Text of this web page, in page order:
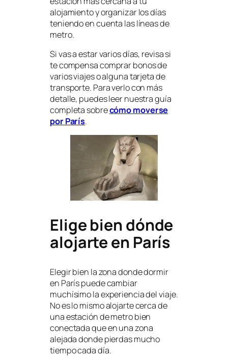
alojamiento y organizar los días
teniendo en cuenta las líneas de
metro.
Si vas a estar varios días, revisa si
te compensa comprar bonos de
varios viajes o alguna tarjeta de
transporte. Para verlo con más
detalle, puedes leer nuestra guía
completa sobrecómo moverse
por París.
Elige bien dónde
alojarte en París
Elegir bien la zona donde dormir
en París puede cambiar
muchísimo la experiencia del viaje.
No es lo mismo alojarte cerca de
una estación de metro bien
conectada que en una zona
alejada donde pierdas mucho
tiempo cada día.